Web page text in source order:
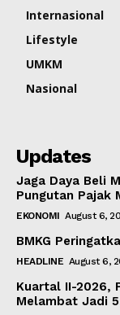
Internasional
Lifestyle
UMKM
Nasional
Updates
Jaga Daya Beli
Pungutan Pajak
EKONOMI August 6,
BMKG
HEADLINE August 6,
Kuartal II-2026,
Melambat Jadi